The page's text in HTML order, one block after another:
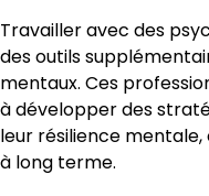
Travailler avec des
des outils
mentaux. Ces
à développer des
leur résilience
à long terme.